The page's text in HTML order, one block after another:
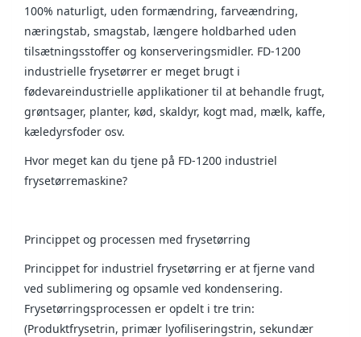
100% naturligt, uden formændring, farveændring,
næringstab, smagstab, længere holdbarhed uden
tilsætningsstoffer og konserveringsmidler. FD-1200
industrielle frysetørrer er meget brugt i
fødevareindustrielle applikationer til at behandle frugt,
grøntsager, planter, kød, skaldyr, kogt mad, mælk, kaffe,
kæledyrsfoder osv.
Hvor meget kan du tjene på FD-1200 industriel
frysetørremaskine?
Princippet og processen med frysetørring
Princippet for industriel frysetørring er at fjerne vand
ved sublimering og opsamle ved kondensering.
Frysetørringsprocessen er opdelt i tre trin:
(Produktfrysetrin, primær lyofiliseringstrin, sekundær